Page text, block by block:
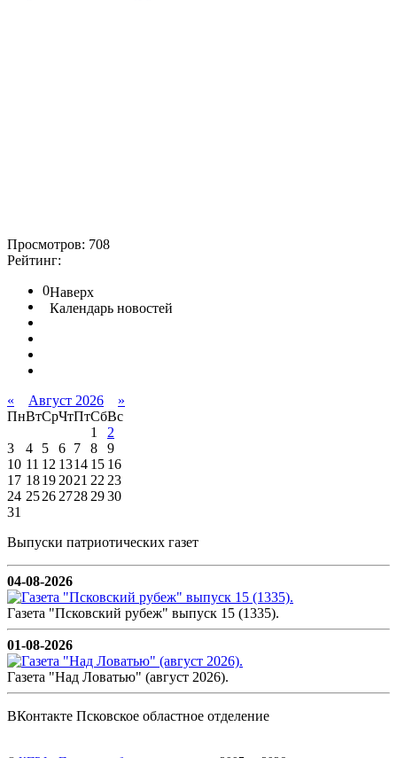
Просмотров: 708
Рейтинг:
0Наверх
Календарь новостей
« Август 2026
»
ПнВтСрЧтПтСбВс
1
2
3
4 5 6 7 8
9
10 11 12 1314 15 16
17 18192021 2223
24 252627282930
31
Выпуски патриотических газет
04-08-2026
Газета "Псковский рубеж" выпуск 15 (1335).
01-08-2026
Газета "Над Ловатью" (август 2026).
ВКонтакте Псковское областное отделение